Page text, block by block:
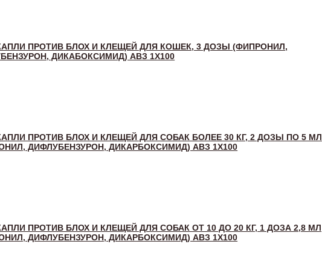
ПРОТИВ БЛОХ И КЛЕЩЕЙ ДЛЯ КОШЕК, 3 ДОЗЫ (ФИПРОНИЛ,
ДИКАБОКСИМИД) АВЗ 1Х100
ПРОТИВ БЛОХ И КЛЕЩЕЙ ДЛЯ СОБАК БОЛЕЕ 30 КГ, 2 ДОЗЫ ПО 5 МЛ
ДИФЛУБЕНЗУРОН, ДИКАРБОКСИМИД) АВЗ 1Х100
ПРОТИВ БЛОХ И КЛЕЩЕЙ ДЛЯ СОБАК ОТ 10 ДО 20 КГ, 1 ДОЗА 2,8 МЛ
ДИФЛУБЕНЗУРОН, ДИКАРБОКСИМИД) АВЗ 1Х100